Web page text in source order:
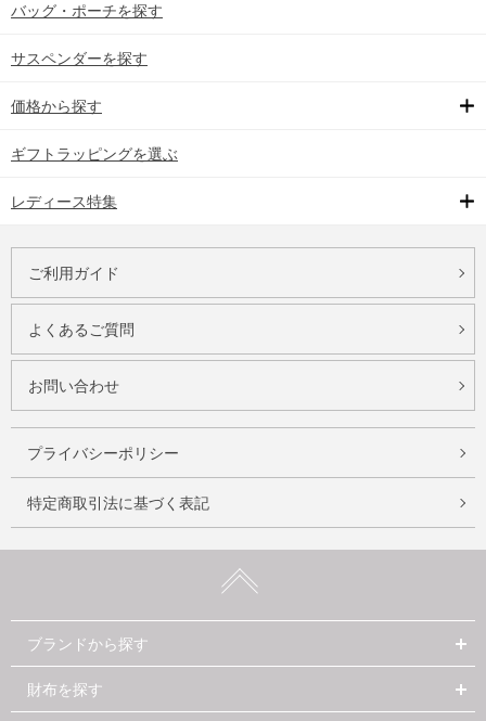
バッグ・ポーチを探す
サスペンダーを探す
価格から探す
ギフトラッピングを選ぶ
レディース特集
ご利用ガイド
よくあるご質問
お問い合わせ
プライバシーポリシー
特定商取引法に基づく表記
ブランドから探す
財布を探す